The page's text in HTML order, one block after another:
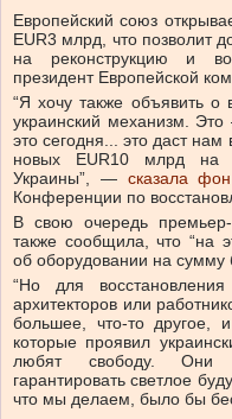
Европейский союз
EUR3 млрд, что позволит
на реконструкцию и
президент Европейской
“Я хочу также объявить
украинский механизм.
это сегодня... это даст
новых EUR10 млрд на
Украины”, — сказала
Конференции по
В свою очередь
также сообщила, что “на
об оборудовании на сумму
“Но для
архитекторов или
большее, что-то другое,
которые проявил
любят свободу. Они
гарантировать светлое
что мы делаем, было бы